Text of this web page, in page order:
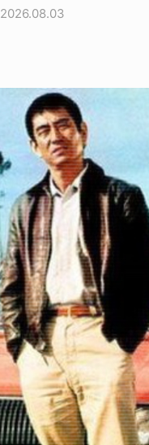
2026.08.03